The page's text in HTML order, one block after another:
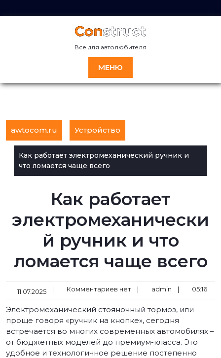
к
Все для автолюбителя
МЕНЮ
awtocom.ru Устройство
Как работает электромеханический ручник и
что ломается чаще всего
Как работает
электромеханически
й ручник и что
ломается чаще всего
11.07.2025 | Комментариев нет | admin | 05:16
Электромеханический стояночный тормоз, или
проще говоря «ручник на кнопке», сегодня
встречается во многих современных автомобилях –
от бюджетных моделей до премиум-класса. Это
удобное и технологичное решение постепенно